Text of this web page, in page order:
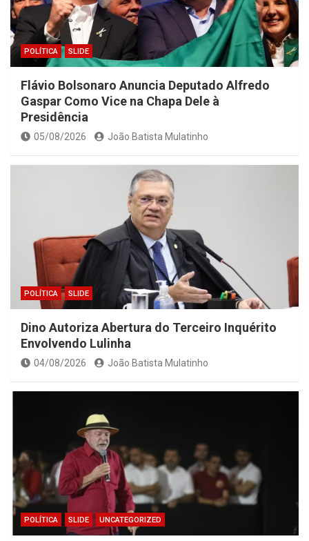
POLÍTICA SLIDE
Flávio Bolsonaro Anuncia Deputado Alfredo
Gaspar Como Vice na Chapa Dele à
Presidência
05/08/2026 João Batista Mulatinho
POLÍTICA SLIDE
Dino Autoriza Abertura do Terceiro Inquérito
Envolvendo Lulinha
04/08/2026 João Batista Mulatinho
POLÍTICA SLIDE UNCATEGORIZED